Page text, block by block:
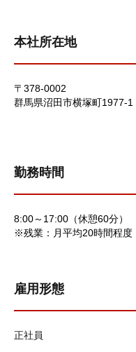
本社所在地
〒378-0002
群馬県沼田市横塚町1977-1
勤務時間
8:00～17:00（休憩60分）
※残業：月平均20時間程度
雇用形態
正社員